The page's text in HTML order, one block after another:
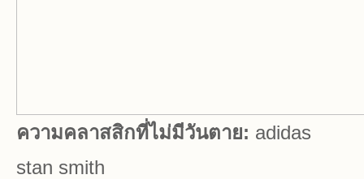
ความคลาสสิกที่ไม่มีวันตาย: adidas
stan smith